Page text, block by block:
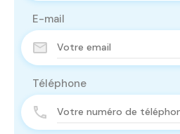
E-mail
Téléphone